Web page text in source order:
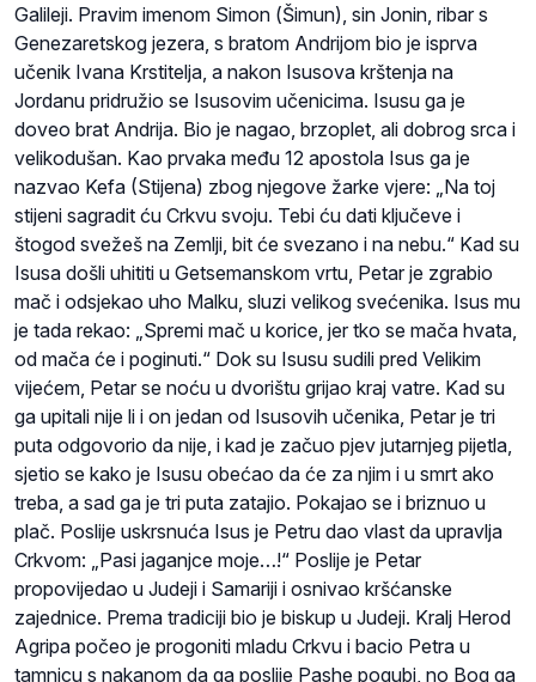
Galileji. Pravim imenom Simon (Šimun), sin Jonin, ribar s
Genezaretskog jezera, s bratom Andrijom bio je isprva
učenik Ivana Krstitelja, a nakon Isusova krštenja na
Jordanu pridružio se Isusovim učenicima. Isusu ga je
doveo brat Andrija. Bio je nagao, brzoplet, ali dobrog srca i
velikodušan. Kao prvaka među 12 apostola Isus ga je
nazvao Kefa (Stijena) zbog njegove žarke vjere: „Na toj
stijeni sagradit ću Crkvu svoju. Tebi ću dati ključeve i
štogod svežeš na Zemlji, bit će svezano i na nebu.“ Kad su
Isusa došli uhititi u Getsemanskom vrtu, Petar je zgrabio
mač i odsjekao uho Malku, sluzi velikog svećenika. Isus mu
je tada rekao: „Spremi mač u korice, jer tko se mača hvata,
od mača će i poginuti.“ Dok su Isusu sudili pred Velikim
vijećem, Petar se noću u dvorištu grijao kraj vatre. Kad su
ga upitali nije li i on jedan od Isusovih učenika, Petar je tri
puta odgovorio da nije, i kad je začuo pjev jutarnjeg pijetla,
sjetio se kako je Isusu obećao da će za njim i u smrt ako
treba, a sad ga je tri puta zatajio. Pokajao se i briznuo u
plač. Poslije uskrsnuća Isus je Petru dao vlast da upravlja
Crkvom: „Pasi jaganjce moje…!“ Poslije je Petar
propovijedao u Judeji i Samariji i osnivao kršćanske
zajednice. Prema tradiciji bio je biskup u Judeji. Kralj Herod
Agripa počeo je progoniti mladu Crkvu i bacio Petra u
tamnicu s nakanom da ga poslije Pashe pogubi, no Bog ga